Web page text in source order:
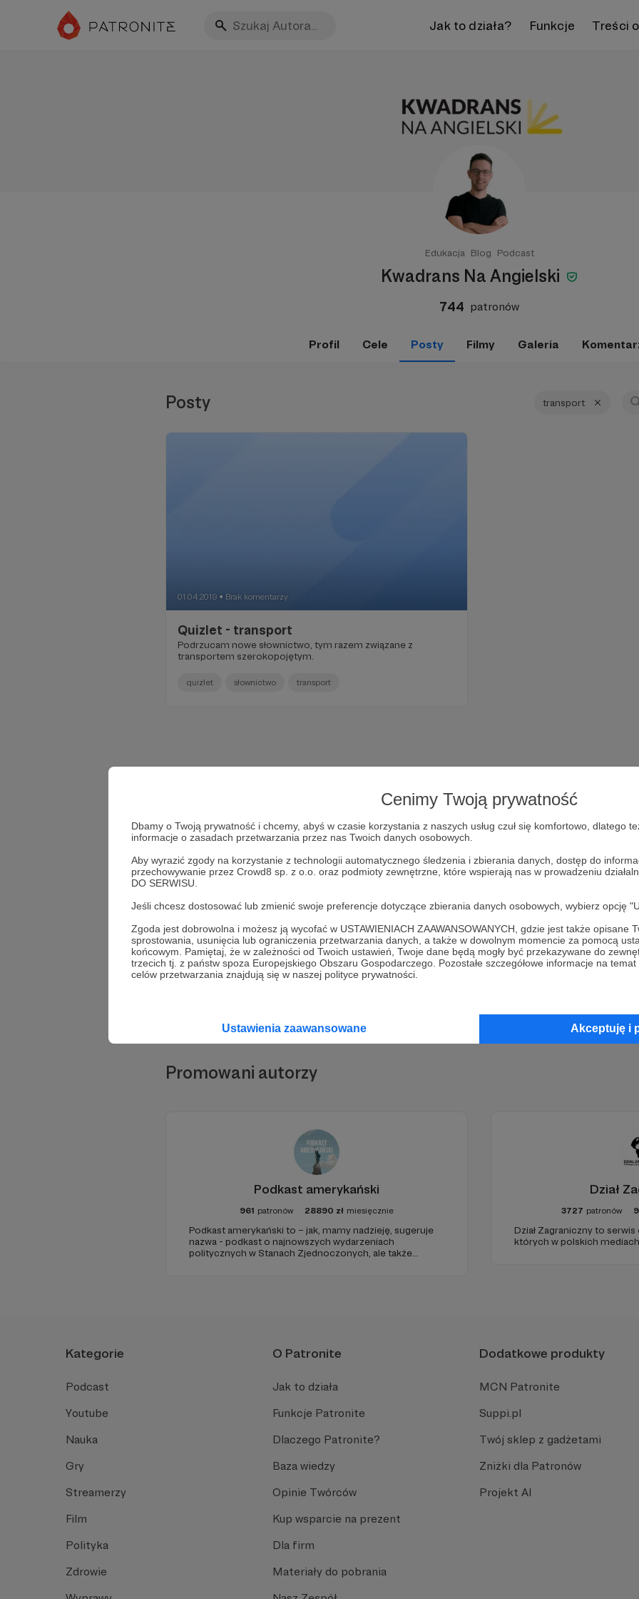
Cenimy Twoją prywatność
Dbamy o Twoją prywatność i chcemy, abyś w czasie korzystania z naszych usług czuł się komfortowo, dlatego
informacje o zasadach przetwarzania przez nas Twoich danych osobowych.
Aby wyrazić zgody na korzystanie z technologii automatycznego śledzenia i zbierania danych, dostęp do
przechowywanie przez Crowd8 sp. z o.o. oraz podmioty zewnętrzne, które wspierają nas w prowadzeniu
DO SERWISU.
Jeśli chcesz dostosować lub zmienić swoje preferencje dotyczące zbierania danych osobowych, wybierz opcję
Zgoda jest dobrowolna i możesz ją wycofać w USTAWIENIACH ZAAWANSOWANYCH, gdzie jest także opisane
sprostowania, usunięcia lub ograniczenia przetwarzania danych, a także w dowolnym momencie za pomocą
końcowym. Pamiętaj, że w zależności od Twoich ustawień, Twoje dane będą mogły być przekazywane do
trzecich tj. z państw spoza Europejskiego Obszaru Gospodarczego. Pozostałe szczegółowe informacje na
celów przetwarzania znajdują się w naszej polityce prywatności.
Ustawienia zaawansowane Akceptuję i
Jak to działa? Funkcje Treści
Edukacja Blog Podcast
Kwadrans Na Angielski
744 patronów
Profil Cele Posty Filmy Galeria
Posty transport
01.04.2019 ● Brak komentarzy
Quizlet - transport
Podrzucam nowe słownictwo, tym razem związane z
transportem szerokopojętym.
quizlet słownictwo transport
Wesprzyj działalność AutoraKwadrans Na Angielski już
Zostań Patronem
Promowani autorzy
Podkast amerykański
961 patronów 28890 zł miesięcznie
Podkast amerykański to – jak, mamy nadzieję, sugeruje
nazwa - podkast o najnowszych wydarzeniach
politycznych w Stanach Zjednoczonych, ale także
Dział
3727 patronów
Dział Zagraniczny to
których w polskich
Kategorie
Podcast
Youtube
Nauka
Gry
Streamerzy
Film
Polityka
Zdrowie
O Patronite
Jak to działa
Funkcje Patronite
Dlaczego Patronite?
Baza wiedzy
Opinie Twórców
Kup wsparcie na prezent
Dla firm
Materiały do pobrania
Dodatkowe produkty
MCN Patronite
Suppi.pl
Twój sklep z gadżetami
Zniżki dla Patronów
Projekt AI